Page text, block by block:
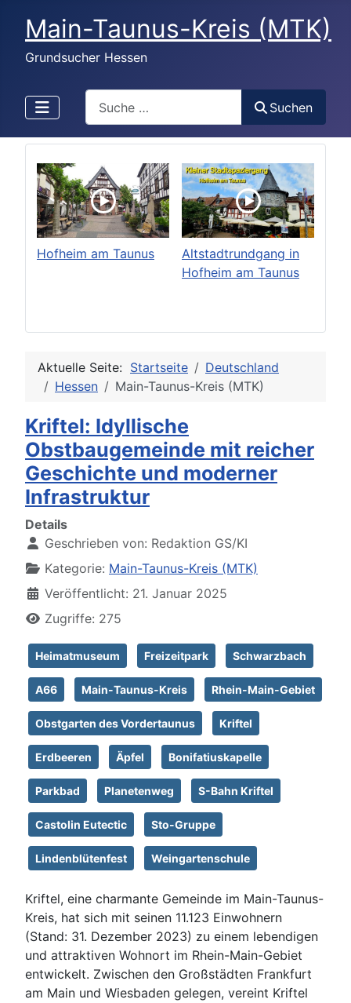
Main-Taunus-Kreis (MTK)
Grundsucher Hessen
Suchen
Hofheim am Taunus
Altstadtrundgang in
Hofheim am Taunus
Aktuelle Seite: Startseite
Deutschland
Hessen
Main-Taunus-Kreis (MTK)
Kriftel: Idyllische
Obstbaugemeinde mit reicher
Geschichte und moderner
Infrastruktur
Details
Geschrieben von: Redaktion GS/KI
Kategorie: Main-Taunus-Kreis (MTK)
Veröffentlicht: 21. Januar 2025
Zugriffe: 275
Heimatmuseum Freizeitpark Schwarzbach
A66 Main-Taunus-Kreis Rhein-Main-Gebiet
Obstgarten des Vordertaunus Kriftel
Erdbeeren Äpfel Bonifatiuskapelle
Parkbad Planetenweg S-Bahn Kriftel
Castolin Eutectic Sto-Gruppe
Lindenblütenfest Weingartenschule
Kriftel, eine charmante Gemeinde im Main-Taunus-
Kreis, hat sich mit seinen 11.123 Einwohnern
(Stand: 31. Dezember 2023) zu einem lebendigen
und attraktiven Wohnort im Rhein-Main-Gebiet
entwickelt. Zwischen den Großstädten Frankfurt
am Main und Wiesbaden gelegen, vereint Kriftel